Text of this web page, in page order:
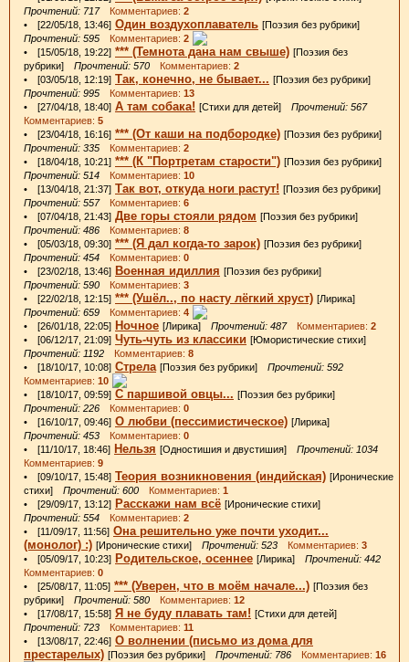
Прочтений: 717Комментариев: 2
• [22/05/18, 13:46] Один воздухоплаватель [Поэзия без рубрики]
Прочтений: 595 Комментариев: 2
• [15/05/18, 19:22] *** (Темнота дана нам свыше) [Поэзия без
рубрики] Прочтений: 570 Комментариев: 2
• [03/05/18, 12:19] Так, конечно, не бывает... [Поэзия без рубрики]
Прочтений: 995 Комментариев: 13
• [27/04/18, 18:40] А там собака! [Стихи для детей] Прочтений: 567
Комментариев: 5
• [23/04/18, 16:16] *** (От каши на подбородке) [Поэзия без рубрики]
Прочтений: 335 Комментариев: 2
• [18/04/18, 10:21] *** (К "Портретам старости") [Поэзия без рубрики]
Прочтений: 514 Комментариев: 10
• [13/04/18, 21:37] Так вот, откуда ноги растут! [Поэзия без рубрики]
Прочтений: 557Комментариев: 6
• [07/04/18, 21:43] Две горы стояли рядом [Поэзия без рубрики]
Прочтений: 486 Комментариев: 8
• [05/03/18, 09:30] *** (Я дал когда-то зарок) [Поэзия без рубрики]
Прочтений: 454 Комментариев: 0
• [23/02/18, 13:46] Военная идиллия [Поэзия без рубрики]
Прочтений: 590 Комментариев: 3
• [22/02/18, 12:15] *** (Ушёл.., по насту лёгкий хруст) [Лирика]
Прочтений: 659 Комментариев: 4
• [26/01/18, 22:05] Ночное [Лирика] Прочтений: 487Комментариев: 2
• [06/12/17, 21:09] Чуть-чуть из классики [Юмористические стихи]
Прочтений: 1192 Комментариев: 8
• [18/10/17, 10:08] Стрела [Поэзия без рубрики] Прочтений: 592
Комментариев: 10
• [18/10/17, 09:59] С паршивой овцы... [Поэзия без рубрики]
Прочтений: 226 Комментариев: 0
• [16/10/17, 09:46] О любви (пессимистическое) [Лирика]
Прочтений: 453 Комментариев: 0
• [11/10/17, 18:46] Нельзя [Одностишия и двустишия] Прочтений: 1034
Комментариев: 9
• [09/10/17, 15:48] Теория возникновения (индийская) [Иронические
стихи] Прочтений: 600 Комментариев: 1
• [29/09/17, 13:12] Расскажи нам всё [Иронические стихи]
Прочтений: 554 Комментариев: 2
• [11/09/17, 11:56] Она решительно уже почти уходит...
(монолог) :) [Иронические стихи] Прочтений: 523 Комментариев: 3
• [05/09/17, 10:23] Родительское, осеннее [Лирика] Прочтений: 442
Комментариев: 0
• [25/08/17, 11:05] *** (Уверен, что в моём начале...) [Поэзия без
рубрики] Прочтений: 580 Комментариев: 12
• [17/08/17, 15:58] Я не буду плавать там! [Стихи для детей]
Прочтений: 723 Комментариев: 11
• [13/08/17, 22:46] О волнении (письмо из дома для
престарелых) [Поэзия без рубрики] Прочтений: 786 Комментариев: 16